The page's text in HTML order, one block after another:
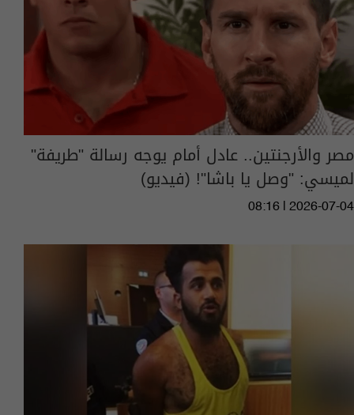
مصر والأرجنتين.. عادل أمام يوجه رسالة "طريفة"
لميسي: "وصل يا باشا"! (فيديو)
08:16 | 2026-07-04